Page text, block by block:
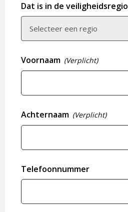
Dat is in de veiligheidsregio
Voornaam (Verplicht)
Achternaam (Verplicht)
Telefoonnummer